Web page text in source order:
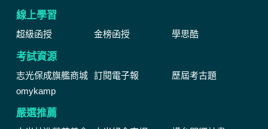
線上學習
超級函授 金榜函授 學思酷
考試資源
志光保成旗艦商城 訂閱電子報
歷屆考古題
omykamp
嚴選推薦